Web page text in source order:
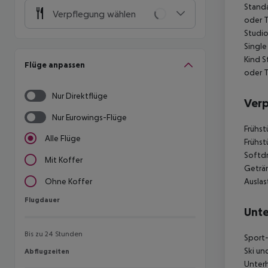
Verpflegung wählen
Flüge anpassen
Nur Direktflüge
Nur Eurowings-Flüge
Alle Flüge
Mit Koffer
Ohne Koffer
Flugdauer
Flugdauer
Bis zu 24 Stunden
Abflugzeiten
Abflugzeiten
oder
Kind
oder
Ski